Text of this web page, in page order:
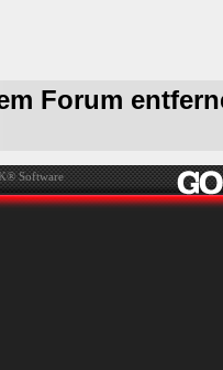
Forum
Software